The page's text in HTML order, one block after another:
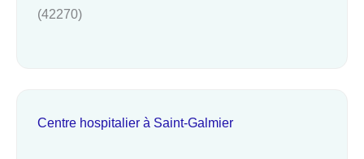
(42270)
Centre hospitalier à Saint-Galmier